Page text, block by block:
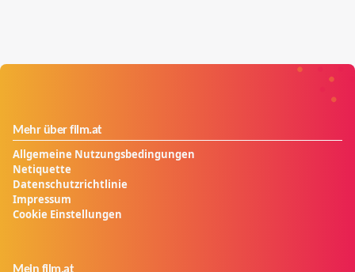
Mehr über film.at
Allgemeine Nutzungsbedingungen
Netiquette
Datenschutzrichtlinie
Impressum
Cookie Einstellungen